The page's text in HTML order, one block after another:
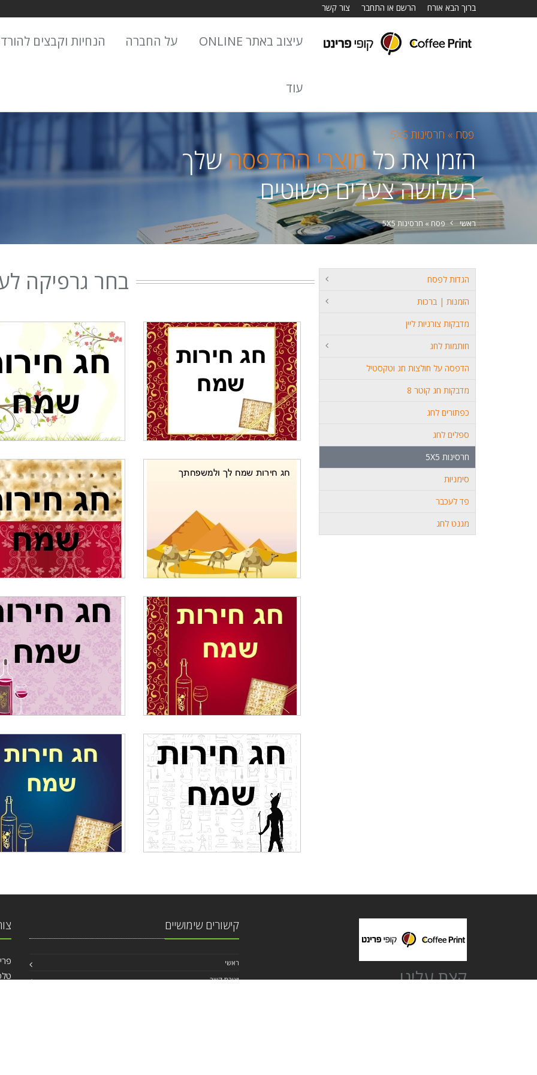
ברוך הבא אורח הרשם או התחבר צור קשר
עיצוב באתר ONLINE על החברה הנחיות וקבצים
עוד
פסח » חרסינות 5X5
הזמן את כלמוצרי ההדפסהשלך
בשלושה צעדים פשוטים
ראשי פסח » חרסינות 5X5
הגדות לפסח
הזמנות | ברכות
מדבקות צורניות ליין
חותמות לחג
הדפסה על חולצות חג וטקסטיל
מדבקות חג קוטר 8
כפתורים לחג
ספלים לחג
חרסינות 5X5
סימניות
פד לעכבר
מגנט לחג
בחר גרפיקה
קצת עלינו
קישורים שימושיים
ראשי
יצירת קשר
פרישמן 46,